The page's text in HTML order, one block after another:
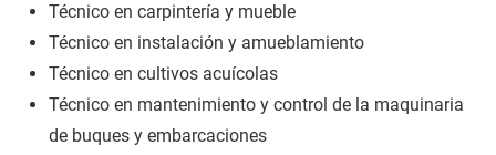
Técnico en carpintería y mueble
Técnico en instalación y amueblamiento
Técnico en cultivos acuícolas
Técnico en mantenimiento y control de la maquinaria
de buques y embarcaciones